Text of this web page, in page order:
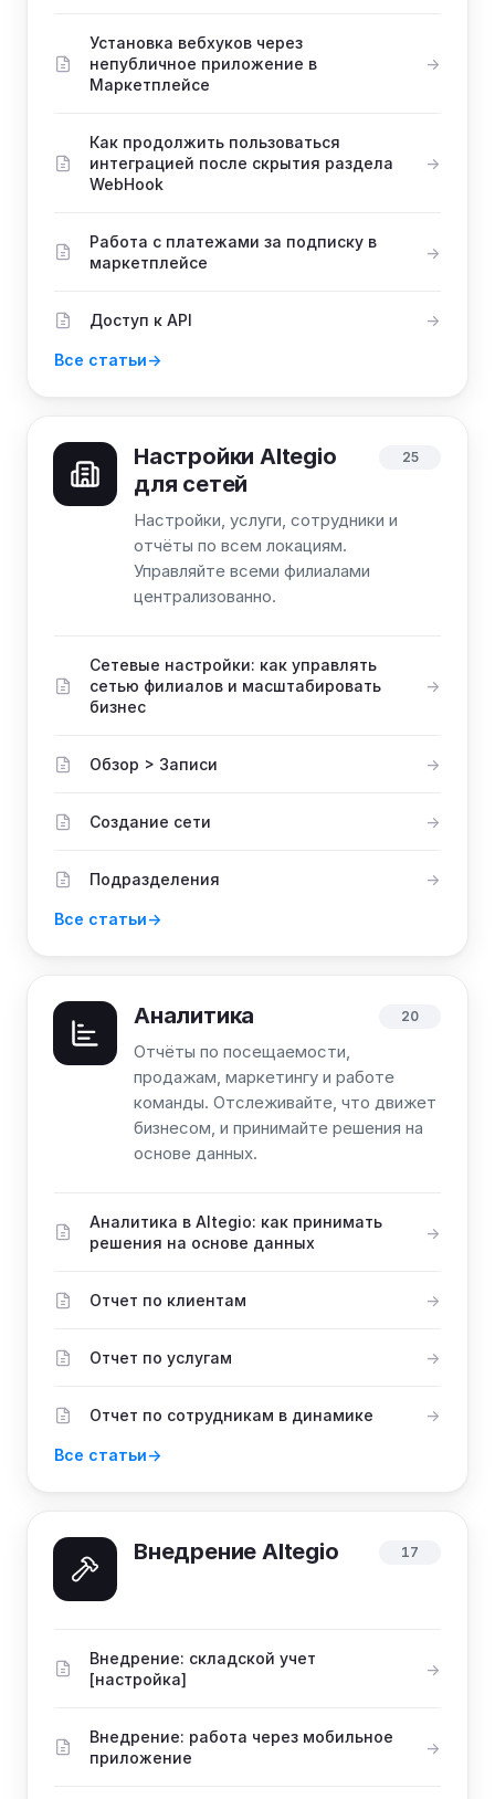
Установка вебхуков через
непубличное приложение в
Маркетплейсе
Как продолжить пользоваться
интеграцией после скрытия раздела
WebHook
Работа с платежами за подписку в
маркетплейсе
Доступ к API
Все статьи
Настройки Altegio
для сетей
25
Настройки, услуги, сотрудники и
отчёты по всем локациям.
Управляйте всеми филиалами
централизованно.
Сетевые настройки: как управлять
сетью филиалов и масштабировать
бизнес
Обзор > Записи
Создание сети
Подразделения
Все статьи
Аналитика 20
Отчёты по посещаемости,
продажам, маркетингу и работе
команды. Отслеживайте, что движет
бизнесом, и принимайте решения на
основе данных.
Аналитика в Altegio: как принимать
решения на основе данных
Отчет по клиентам
Отчет по услугам
Отчет по сотрудникам в динамике
Все статьи
Внедрение Altegio 17
Внедрение: складской учет
[настройка]
Внедрение: работа через мобильное
приложение